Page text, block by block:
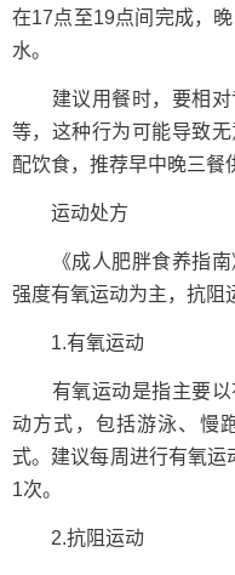
在17点至19点间完成，
水。
建议用餐时，要相对
等，这种行为可能导致
配饮食，推荐早中晚三餐
运动处方
《成人肥胖食养指南
强度有氧运动为主，抗阻
1.有氧运动
有氧运动是指主要以
动方式，包括游泳、慢
式。建议每周进行有氧
1次。
2.抗阻运动